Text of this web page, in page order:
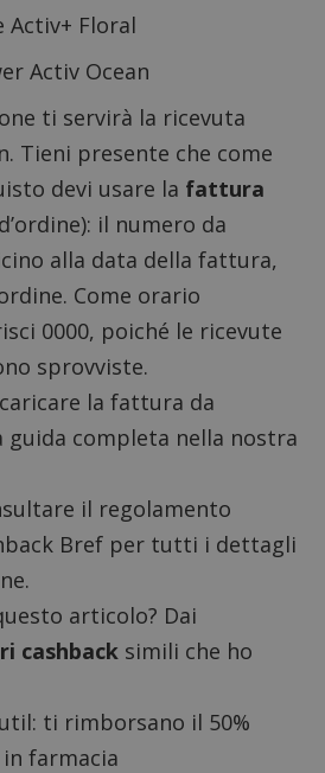
Activ+ Floral
Activ Ocean
ti servirà la ricevuta
Tieni presente che come
devi usare la fattura
il numero da
alla data della fattura,
Come orario
0000, poiché le ricevute
sprovviste.
la fattura da
guida completa nella nostra
il regolamento
Bref per tutti i dettagli
articolo? Dai
cashback simili che ho
: ti rimborsano il 50%
in farmacia